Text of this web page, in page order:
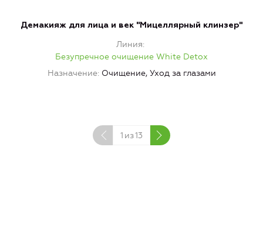
Демакияж для лица и век "Мицеллярный клинзер"
Линия
Безупречное очищение White Detox
Назначение Очищение, Уход за глазами
1 из13